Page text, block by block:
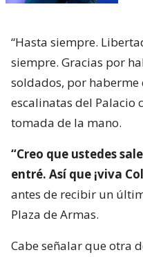
“Hasta siempre.
siempre. Gracias por
soldados, por haberme
escalinatas del Palacio
tomada de la mano.
“Creo que ustedes
entré. Así que ¡viva
antes de recibir un
Plaza de Armas.
Cabe señalar que otra